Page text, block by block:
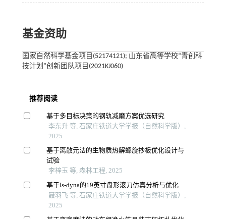
基金资助
国家自然科学基金项目(52174121); 山东省高等学校“青创科
技计划”创新团队项目(2021KJ060)